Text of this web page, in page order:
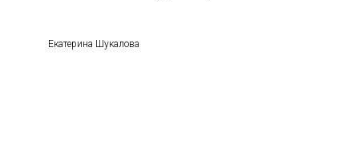
Екатерина Шукалова